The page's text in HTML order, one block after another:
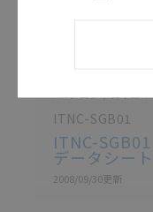
ITNC-SGB01
ITNC-SGB01
データシート
2008/09/30更新